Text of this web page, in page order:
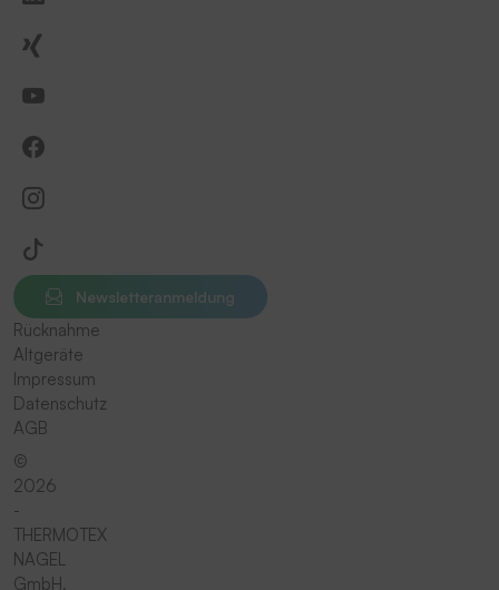
Newsletteranmeldung
Rücknahme
Altgeräte
Impressum
Datenschutz
AGB
©
2026
-
THERMOTEX
NAGEL
GmbH.